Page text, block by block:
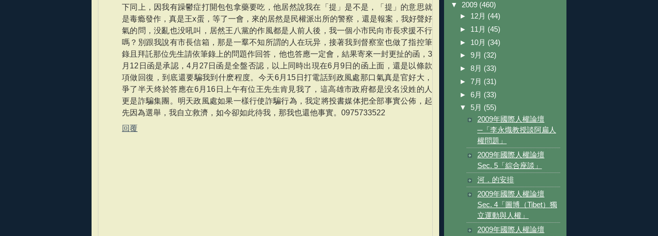
下同上，因我有躁鬱症打開包包拿藥要吃，他居然說我在「提」是不是，「提」的意思就
是毒瘾發作，真是王x蛋，等了一會，來的居然是民權派出所的警察，還是報案，我好聲好
氣的問，没亂也没吼叫，居然王八黨的作風都是人前人後，我一個小市民向市長求援不行
嗎？別跟我說有市長信箱，那是一羣不知所謂的人在玩异，接著我到督察室也做了指控筆
錄且拜託那位先生請依筆錄上的問題作回答，他也答應一定會，結果寄來一封更扯的函，3
月12日函是承認，4月27日函是全盤否認，以上同時出現在6月9日的函上面，還是以條款
項做回復，到底還要騙我到什麽程度。今天6月15日打電話到政風處那口氣真是官好大，
爭了半天终於答應在6月16日上午有位王先生肯見我了，這高雄市政府都是没名没姓的人
更是詐騙集團。明天政風處如果一樣行使詐騙行為，我定將投書媒体把全部事實公佈，起
先因為選舉，我自立救濟，如今卻如此待我，那我也還他事實。0975733522
回覆
▼ 2009 (460)
► 12月 (44)
► 11月 (45)
► 10月 (34)
► 9月 (32)
► 8月 (33)
► 7月 (31)
► 6月 (33)
▼ 5月 (55)
2009年國際人權論壇
─「李永熾教授談阿扁人
權問題」
2009年國際人權論壇
Sec. 5「綜合座談」
河．的安排
2009年國際人權論壇
Sec. 4「圖博（Tibet）獨
立運動與人權」
2009年國際人權論壇